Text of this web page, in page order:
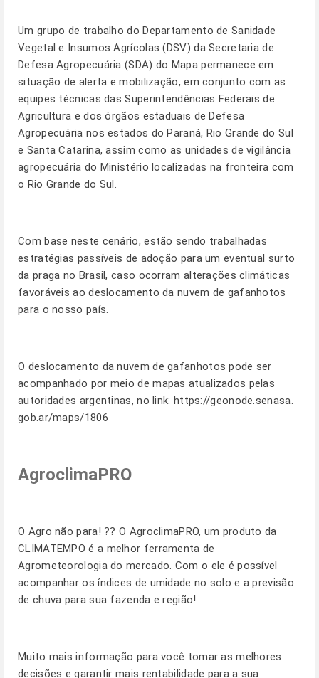
Um grupo de trabalho do Departamento de Sanidade
Vegetal e Insumos Agrícolas (DSV) da Secretaria de
Defesa Agropecuária (SDA) do Mapa permanece em
situação de alerta e mobilização, em conjunto com as
equipes técnicas das Superintendências Federais de
Agricultura e dos órgãos estaduais de Defesa
Agropecuária nos estados do Paraná, Rio Grande do Sul
e Santa Catarina, assim como as unidades de vigilância
agropecuária do Ministério localizadas na fronteira com
o Rio Grande do Sul.
Com base neste cenário, estão sendo trabalhadas
estratégias passíveis de adoção para um eventual surto
da praga no Brasil, caso ocorram alterações climáticas
favoráveis ao deslocamento da nuvem de gafanhotos
para o nosso país.
O deslocamento da nuvem de gafanhotos pode ser
acompanhado por meio de mapas atualizados pelas
autoridades argentinas, no link: https://geonode.senasa.
gob.ar/maps/1806
AgroclimaPRO
O Agro não para! ?? O AgroclimaPRO, um produto da
CLIMATEMPO é a melhor ferramenta de
Agrometeorologia do mercado. Com o ele é possível
acompanhar os índices de umidade no solo e a previsão
de chuva para sua fazenda e região!
Muito mais informação para você tomar as melhores
decisões e garantir mais rentabilidade para a sua